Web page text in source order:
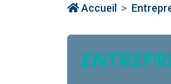
Accueil